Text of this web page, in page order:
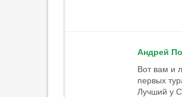
Андрeй
Вот вам и
первых
Лучший у